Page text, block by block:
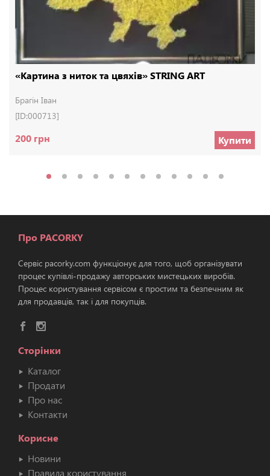
«Картина з ниток та цвяхів» STRING ART
Брагін Іван
[ID:000713]
200 грн Купити
Про PACORKY
Сервіс pacorky.com функціонує для того, щоб організувати
процес купівлі-продажу авторських мистецьких виробів.
Процес користування сервісом є простим та безпечним як
для продавців, так і для покупців.
Сторінки
Каталог
Продати
Про нас
Контакти
Корисне
Новини
Правила користування